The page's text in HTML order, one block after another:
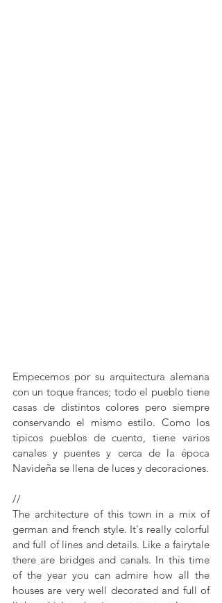
Empecemos por su arquitectura alemana
con un toque frances; todo el pueblo tiene
casas de distintos colores pero siempre
conservando el mismo estilo. Como los
tipicos pueblos de cuento, tiene varios
canales y puentes y cerca de la época
//
The architecture of this town in a mix of
german and french style. It's really colorful
and full of lines and details. Like a fairytale
there are bridges and canals. In this time
of the year you can admire how all the
houses are very well decorated and full of